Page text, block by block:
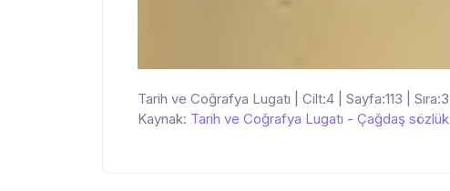
Tarih ve Coğrafya Lugatı | Cilt:4 | Sayfa:113 | Sıra:3
Kaynak: Tarih ve Coğrafya Lugatı - Çağdaş sözlük